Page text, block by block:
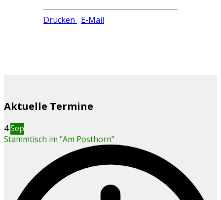
Drucken E-Mail
Aktuelle Termine
4Sep
Stammtisch im "Am Posthorn"